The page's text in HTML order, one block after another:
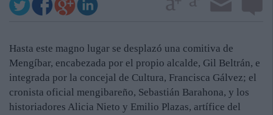
Hasta este magno lugar se desplazó una comitiva de
Mengíbar, encabezada por el propio alcalde, Gil Beltrán, e
integrada por la concejal de Cultura, Francisca Gálvez; el
cronista oficial mengibareño, Sebastián Barahona, y los
historiadores Alicia Nieto y Emilio Plazas, artífice del